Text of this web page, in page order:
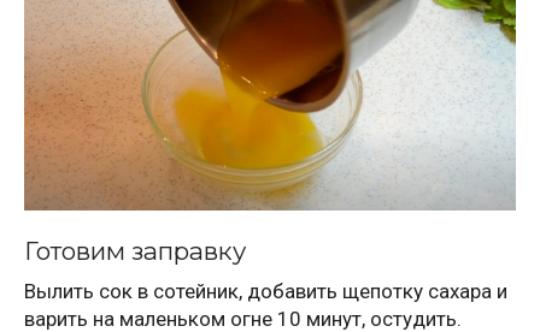
Готовим заправку
Вылить сок в сотейник, добавить щепотку сахара и
варить на маленьком огне 10 минут, остудить.